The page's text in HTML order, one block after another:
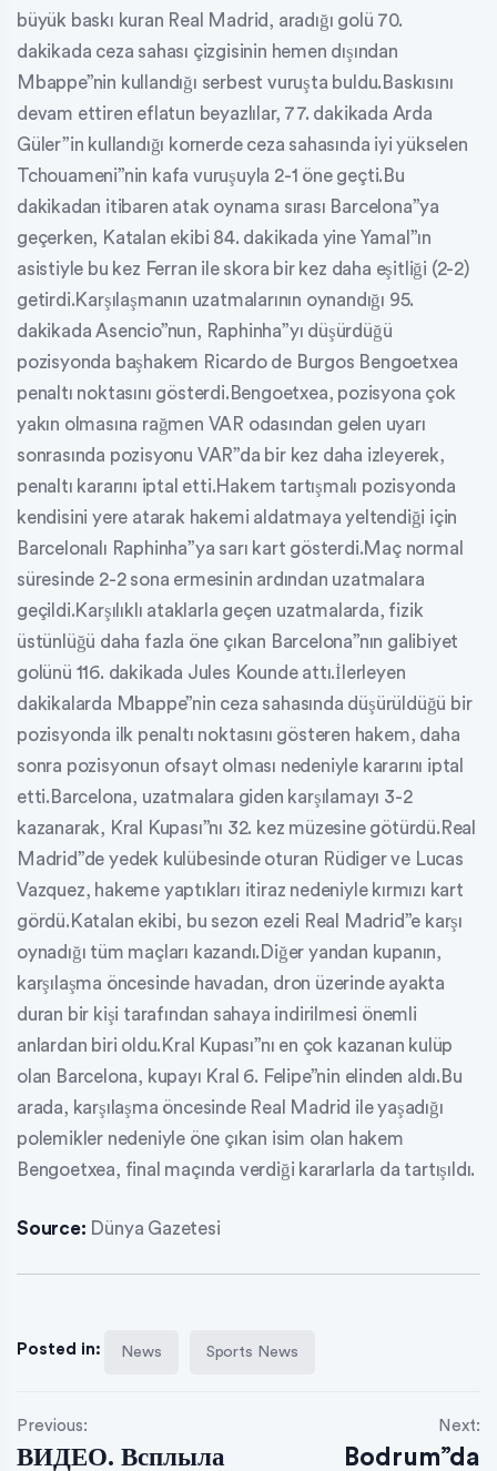
büyük baskı kuran Real Madrid, aradığı golü 70.
dakikada ceza sahası çizgisinin hemen dışından
Mbappe”nin kullandığı serbest vuruşta buldu.Baskısını
devam ettiren eflatun beyazlılar, 77. dakikada Arda
Güler”in kullandığı kornerde ceza sahasında iyi yükselen
Tchouameni”nin kafa vuruşuyla 2-1 öne geçti.Bu
dakikadan itibaren atak oynama sırası Barcelona”ya
geçerken, Katalan ekibi 84. dakikada yine Yamal”ın
asistiyle bu kez Ferran ile skora bir kez daha eşitliği (2-2)
getirdi.Karşılaşmanın uzatmalarının oynandığı 95.
dakikada Asencio”nun, Raphinha”yı düşürdüğü
pozisyonda başhakem Ricardo de Burgos Bengoetxea
penaltı noktasını gösterdi.Bengoetxea, pozisyona çok
yakın olmasına rağmen VAR odasından gelen uyarı
sonrasında pozisyonu VAR”da bir kez daha izleyerek,
penaltı kararını iptal etti.Hakem tartışmalı pozisyonda
kendisini yere atarak hakemi aldatmaya yeltendiği için
Barcelonalı Raphinha”ya sarı kart gösterdi.Maç normal
süresinde 2-2 sona ermesinin ardından uzatmalara
geçildi.Karşılıklı ataklarla geçen uzatmalarda, fizik
üstünlüğü daha fazla öne çıkan Barcelona”nın galibiyet
golünü 116. dakikada Jules Kounde attı.İlerleyen
dakikalarda Mbappe”nin ceza sahasında düşürüldüğü bir
pozisyonda ilk penaltı noktasını gösteren hakem, daha
sonra pozisyonun ofsayt olması nedeniyle kararını iptal
etti.Barcelona, uzatmalara giden karşılamayı 3-2
kazanarak, Kral Kupası”nı 32. kez müzesine götürdü.Real
Madrid”de yedek kulübesinde oturan Rüdiger ve Lucas
Vazquez, hakeme yaptıkları itiraz nedeniyle kırmızı kart
gördü.Katalan ekibi, bu sezon ezeli Real Madrid”e karşı
oynadığı tüm maçları kazandı.Diğer yandan kupanın,
karşılaşma öncesinde havadan, dron üzerinde ayakta
duran bir kişi tarafından sahaya indirilmesi önemli
anlardan biri oldu.Kral Kupası”nı en çok kazanan kulüp
olan Barcelona, kupayı Kral 6. Felipe”nin elinden aldı.Bu
arada, karşılaşma öncesinde Real Madrid ile yaşadığı
polemikler nedeniyle öne çıkan isim olan hakem
Bengoetxea, final maçında verdiği kararlarla da tartışıldı.
Source: Dünya Gazetesi
Posted in: News Sports News
Previous:
ВИДЕО. Всплыла
Next:
Bodrum”da